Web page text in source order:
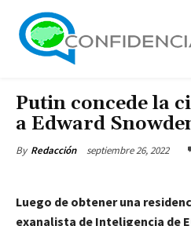
Putin concede la
a Edward
By Redacción septiembre 26, 2022
Luego de obtener una
exanalista de Inteligencia de